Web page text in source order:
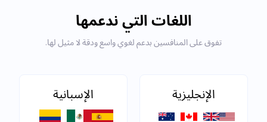
اللغات التي ندعمها
تفوق على المنافسين بدعم لغوي واسع ودقة لا مثيل لها.
الإنجليزية الإسبانية